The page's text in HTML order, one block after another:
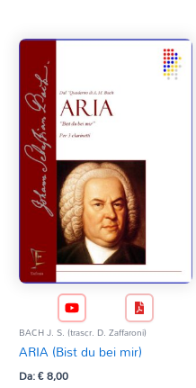
BACH J. S. (trascr. D. Zaffaroni)
ARIA (Bist du bei mir)
Da:€8,00